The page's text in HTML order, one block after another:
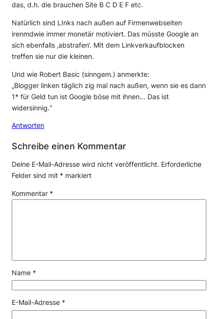
das, d.h. die brauchen Site B C D E F etc.
Natürlich sind LInks nach außen auf Firmenwebseiten
irenmdwie immer monetär motiviert. Das müsste Google an
sich ebenfalls ‚abstrafen‘. MIt dem Linkverkaufblocken
treffen sie nur die kleinen.
Und wie Robert Basic (sinngem.) anmerkte:
„Blogger linken täglich zig mal nach außen, wenn sie es dann
1* für Geld tun ist Google böse mit ihnen… Das ist
widersinnig.“
Antworten
Schreibe einen Kommentar
Deine E-Mail-Adresse wird nicht veröffentlicht. Erforderliche
Felder sind mit * markiert
Kommentar *
Name *
E-Mail-Adresse *